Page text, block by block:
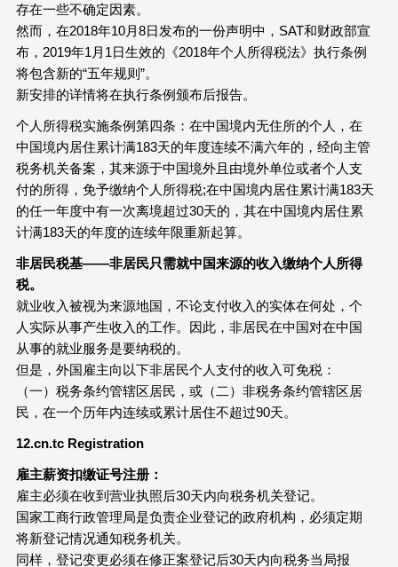
存在一些不确定因素。
然而，在2018年10月8日发布的一份声明中，SAT和财政部宣
布，2019年1月1日生效的《2018年个人所得税法》执行条例
将包含新的“五年规则”。
新安排的详情将在执行条例颁布后报告。
个人所得税实施条例第四条：在中国境内无住所的个人，在
中国境内居住累计满183天的年度连续不满六年的，经向主管
税务机关备案，其来源于中国境外且由境外单位或者个人支
付的所得，免予缴纳个人所得税;在中国境内居住累计满183天
的任一年度中有一次离境超过30天的，其在中国境内居住累
计满183天的年度的连续年限重新起算。
非居民税基——非居民只需就中国来源的收入缴纳个人所得
税。
就业收入被视为来源地国，不论支付收入的实体在何处，个
人实际从事产生收入的工作。因此，非居民在中国对在中国
从事的就业服务是要纳税的。
但是，外国雇主向以下非居民个人支付的收入可免税：
（一）税务条约管辖区居民，或（二）非税务条约管辖区居
民，在一个历年内连续或累计居住不超过90天。
12.cn.tc Registration
雇主薪资扣缴证号注册：
雇主必须在收到营业执照后30天内向税务机关登记。
国家工商行政管理局是负责企业登记的政府机构，必须定期
将新登记情况通知税务机关。
同样，登记变更必须在修正案登记后30天内向税务当局报